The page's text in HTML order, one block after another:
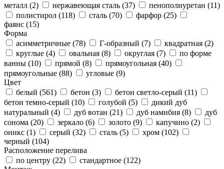
металл (2) нержавеющая сталь (37) пенополиуретан (11)
полистирол (118) сталь (70) фарфор (25)
фаянс (15)
Форма
асимметричные (78) Г-образный (7) квадратная (2)
круглые (4) овальная (8) округлая (7)
по форме
ванны (10) прямой (8) прямоугольная (40)
прямоугольные (88) угловые (9)
Цвет
белый (561) бетон (3) бетон светло-серый (11)
бетон темно-серый (10) голубой (5)
дикий дуб
натуральный (4) дуб вотан (21) дуб намибия (8)
дуб
сонома (20) зеркало (6) золото (9) капучино (2)
оникс (1) серый (32) сталь (5) хром (102)
черный (104)
Расположение перелива
по центру (22) стандартное (122)